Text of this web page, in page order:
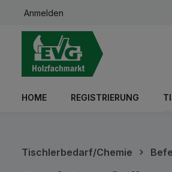
Zur Hauptnavigation springen
Anmelden
HOME REGISTRIERUNG
Tischlerbedarf/Chemie